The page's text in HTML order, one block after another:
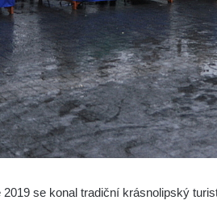
se konal tradiční krásnolipský